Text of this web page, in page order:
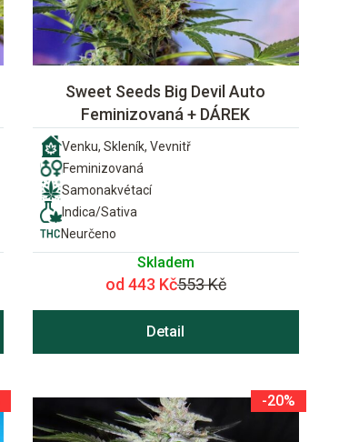
Sweet Seeds Big Devil Auto
Feminizovaná + DÁREK
Venku, Skleník, Vevnitř
Feminizovaná
Samonakvétací
Indica/Sativa
Neurčeno
Skladem
od 443 Kč553 Kč
Detail
-20%